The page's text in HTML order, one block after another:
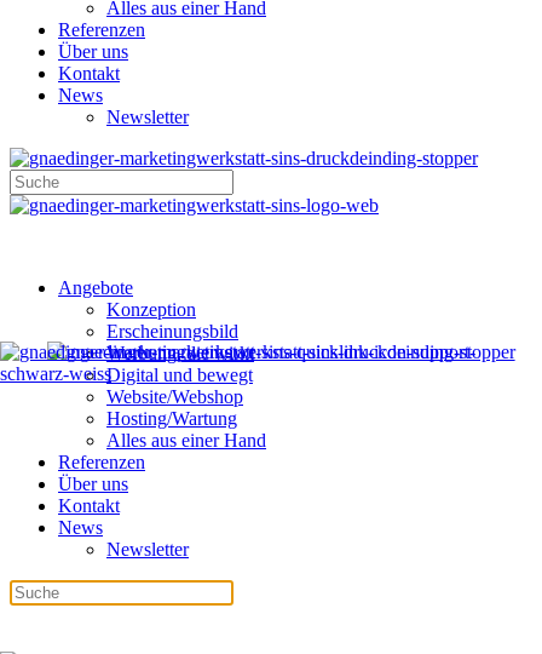
Alles aus einer Hand
Referenzen
Über uns
Kontakt
News
Newsletter
Angebote
Konzeption
Erscheinungsbild
Werbung, die wirkt
Digital und bewegt
Website/Webshop
Hosting/Wartung
Alles aus einer Hand
Referenzen
Über uns
Kontakt
News
Newsletter